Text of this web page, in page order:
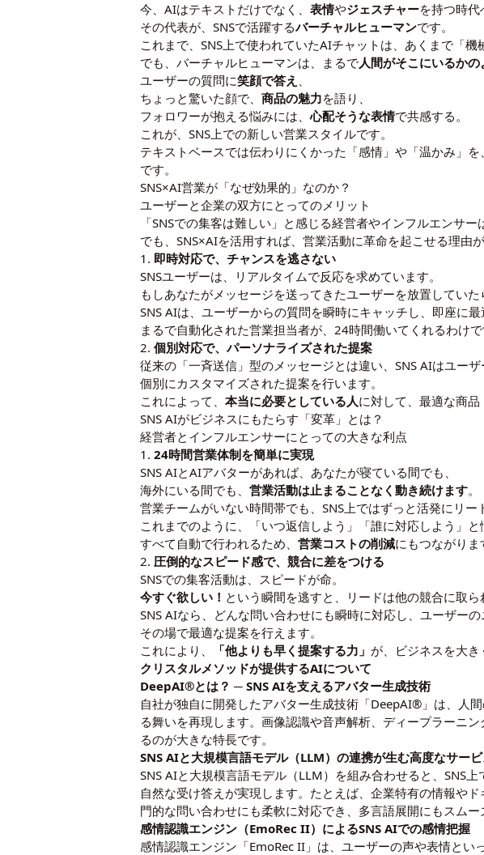
今、AIはテキストだけでなく、表情やジェスチャーを持つ時代
その代表が、SNSで活躍するバーチャルヒューマンです。
これまで、SNS上で使われていたAIチャットは、あくまで「機
でも、バーチャルヒューマンは、まるで人間がそこにいるかの
ユーザーの質問に笑顔で答え 、
ちょっと驚いた顔で、商品の魅力を語り、
フォロワーが抱える悩みには、心配そうな表情で共感する。
これが、SNS上での新しい営業スタイルです。
テキストベースでは伝わりにくかった「感情」や「温かみ」
です。
SNS×AI営業が「なぜ効果的」なのか？
ユーザーと企業の双方にとってのメリット
「SNSでの集客は難しい」と感じる経営者やインフルエンサー
でも、SNS×AIを活用すれば、営業活動に革命を起こせる理由が
1. 即時対応で、チャンスを逃さない
SNSユーザーは、リアルタイムで反応を求めています。
もしあなたがメッセージを送ってきたユーザーを放置してい
SNS AIは、ユーザーからの質問を瞬時にキャッチし、即座に最
まるで自動化された営業担当者が、24時間働いてくれるわけで
2.個別対応で、パーソナライズされた提案
従来の「一斉送信」型のメッセージとは違い、SNS AIはユー
個別にカスタマイズされた提案を行います。
これによって、本当に必要としている人に対して、最適な商品
SNS AIがビジネスにもたらす「変革」とは？
経営者とインフルエンサーにとっての大きな利点
1.24時間営業体制を簡単に実現
SNS AIとAIアバターがあれば、あなたが寝ている間でも、
海外にいる間でも、営業活動は止まることなく動き続けます。
営業チームがいない時間帯でも、SNS上ではずっと活発にリー
これまでのように、「いつ返信しよう」「誰に対応しよう」と
すべて自動で行われるため、営業コストの削減にもつながりま
2.圧倒的なスピード感で、競合に差をつける
SNSでの集客活動は、スピードが命。
今すぐ欲しい！ という瞬間を逃すと、リードは他の競合に取ら
SNS AIなら、どんな問い合わせにも瞬時に対応し、ユーザーの
その場で最適な提案を行えます。
これにより、
「他よりも早く提案する力」 が、ビジネスを大き
クリスタルメソッドが提供するAIについて
DeepAI®とは？ ─ SNS AIを支えるアバター生成技術
自社が独自に開発したアバター生成技術「DeepAI®」は、人
る舞いを再現します。画像認識や音声解析、ディープラーニ
るのが大きな特長です。
SNS AIと大規模言語モデル（LLM）の連携が生む高度なサー
SNS AIと大規模言語モデル（LLM）を組み合わせると、SNS
自然な受け答えが実現します。たとえば、企業特有の情報や
門的な問い合わせにも柔軟に対応でき、多言語展開にもスムー
感情認識エンジン（EmoRec II）によるSNS AIでの感情把握
感情認識エンジン「EmoRec II」は、ユーザーの声や表情と